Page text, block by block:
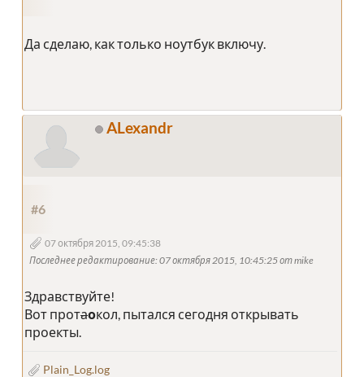
Да сделаю, как только ноутбук включу.
ALexandr
#6
07 октября 2015, 09:45:38
Последнее редактирование: 07 октября 2015, 10:45:25 от mike
Здравствуйте!
Вот протаокол, пытался сегодня открывать
проекты.
Plain_Log.log